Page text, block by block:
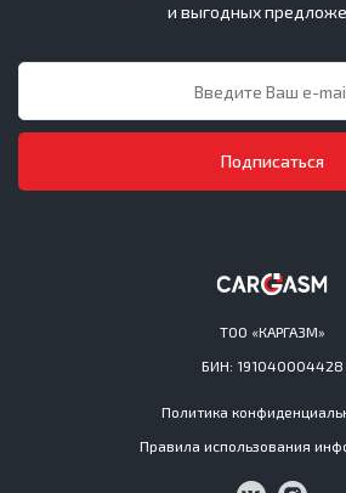
ТОО «КАРГАЗМ»
БИН: 191040004428
Политика
Правила использования
и выгодных
Подписаться